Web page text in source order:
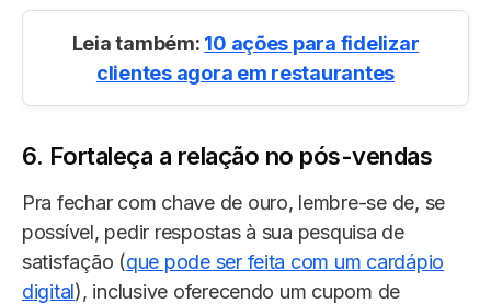
Leia também: 10 ações para fidelizar
clientes agora em restaurantes
6. Fortaleça a relação no pós-vendas
Pra fechar com chave de ouro, lembre-se de, se
possível, pedir respostas à sua pesquisa de
satisfação (que pode ser feita com um cardápio
digital), inclusive oferecendo um cupom de